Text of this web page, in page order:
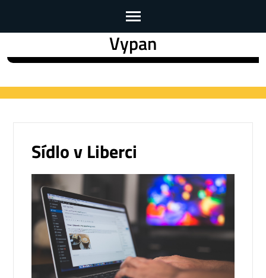
to
Vypan
Sídlo v Liberci